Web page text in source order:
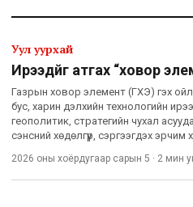
Уул уурхай
Ирээдүйг атгах “ховор
Газрын ховор элемент (ГХЭ) гэх
бус, харин дэлхийн технологийн
геополитик, стратегийн чухал
сэнсний хөдөлгүүр, сэргээгдэх эрчим
2026 оны хоёрдугаар сарын 5 · 2 мин